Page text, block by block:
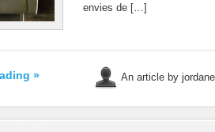
envies de […]
» An article by